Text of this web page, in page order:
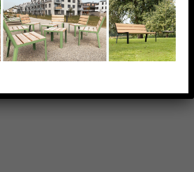
dans les espaces publics, les